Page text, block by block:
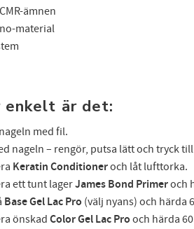
ämnen
material
enkelt är det:
med fil.
nageln – rengör, putsa lätt och tryck
Keratin Conditioneroch låt lufttorka.
ett tunt lagerJames Bond Primeroch
Base Gel Lac Pro (välj nyans) och härda
önskad Color Gel Lac Pro och härda